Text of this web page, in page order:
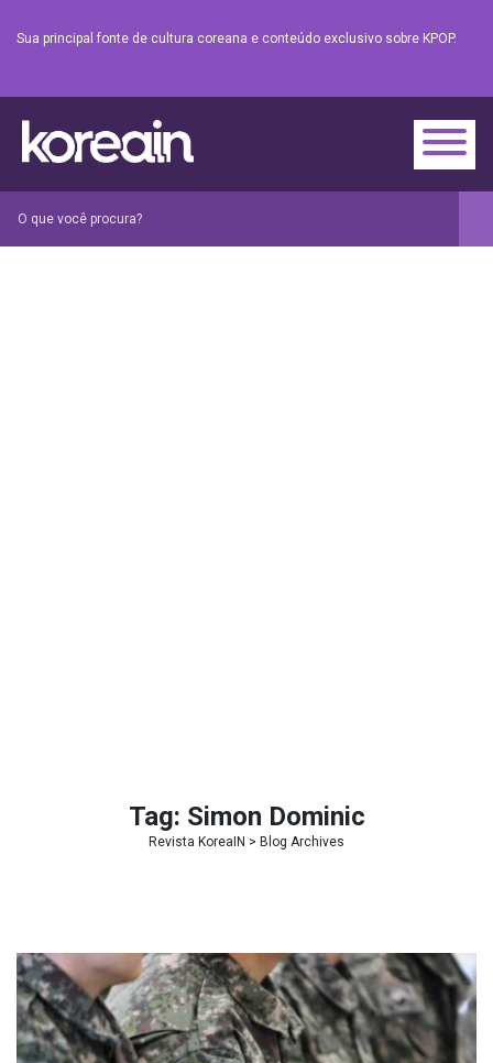
Sua principal fonte de cultura coreana e conteúdo exclusivo sobre KPOP.
Tag: Simon Dominic
Revista KoreaIN > Blog Archives